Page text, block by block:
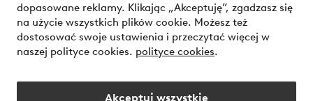
dopasowane reklamy. Klikając „Akceptuję”, zgadzasz się
na użycie wszystkich plików cookie. Możesz też
dostosować swoje ustawienia i przeczytać więcej w
naszej polityce cookies. polityce cookies.
Akceptuj wszystkie